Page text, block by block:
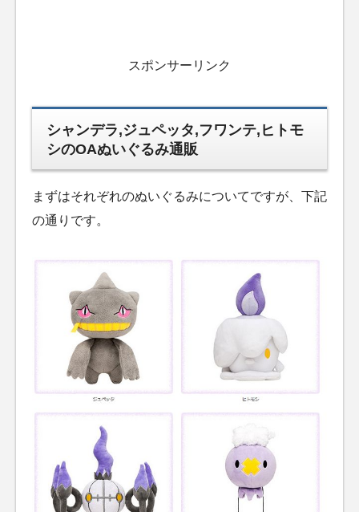
スポンサーリンク
シャンデラ,ジュペッタ,フワンテ,ヒトモ
シのOAぬいぐるみ通販
まずはそれぞれのぬいぐるみについてですが、下記
の通りです。